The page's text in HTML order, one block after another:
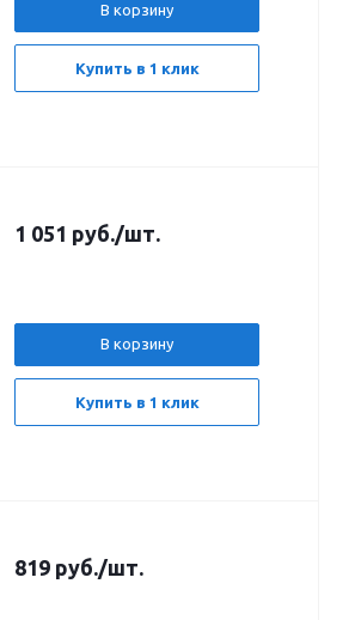
В корзину
Купить в 1 клик
1 051 руб./шт.
В корзину
Купить в 1 клик
819 руб./шт.